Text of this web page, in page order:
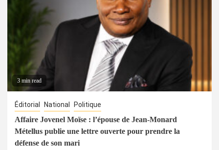
3 min read
Éditorial National Politique
Affaire Jovenel Moïse : l’épouse de Jean-Monard
Métellus publie une lettre ouverte pour prendre la
défense de son mari